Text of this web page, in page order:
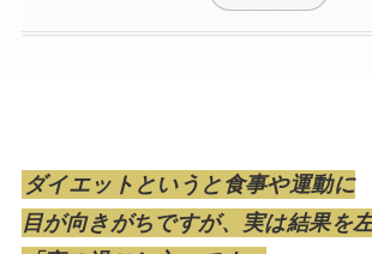
ダイエットというと食事や運動に
目が向きがちですが、実は結果を